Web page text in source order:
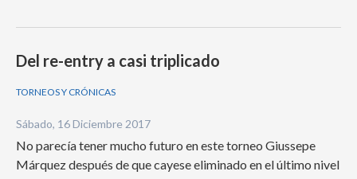
Del re-entry a casi triplicado
TORNEOS Y CRÓNICAS
Sábado, 16 Diciembre 2017
No parecía tener mucho futuro en este torneo Giussepe
Márquez después de que cayese eliminado en el último nivel